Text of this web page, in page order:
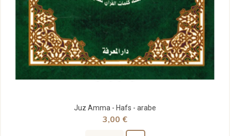
Juz Amma - Hafs - arabe
3,00 €